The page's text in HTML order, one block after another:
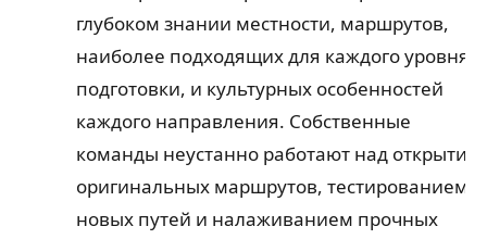
глубоком знании местности, маршрутов,
наиболее подходящих для каждого уровня
подготовки, и культурных особенностей
каждого направления. Собственные
команды неустанно работают над
оригинальных маршрутов, тестированием
новых путей и налаживанием прочных